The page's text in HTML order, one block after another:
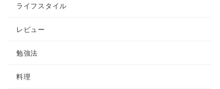
ライフスタイル
レビュー
勉強法
料理